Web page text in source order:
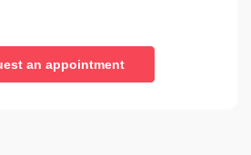
an appointment